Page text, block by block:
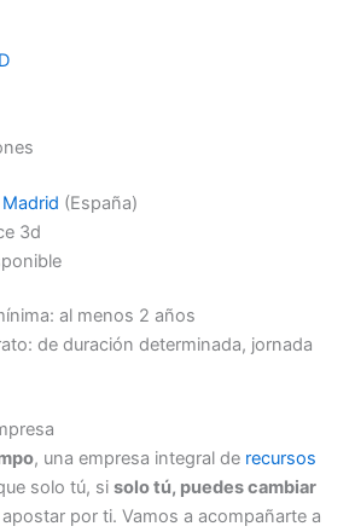
Madrid (España)
3d
al menos 2 años
de duración determinada, jornada
, una empresa integral de recursos
solo tú, si solo tú, puedes cambiar
por ti. Vamos a acompañarte a